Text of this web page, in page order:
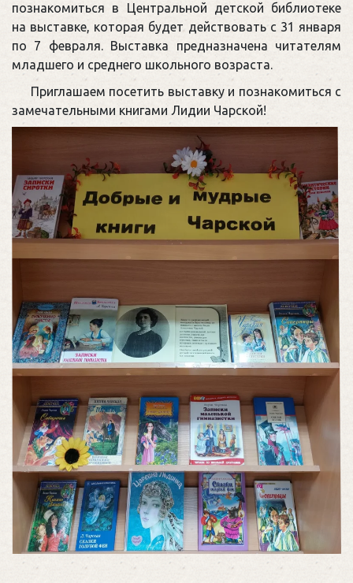
познакомиться в Центральной детской библиотеке
на выставке, которая будет действовать с 31 января
по 7 февраля. Выставка предназначена читателям
младшего и среднего школьного возраста.
Приглашаем посетить выставку и познакомиться с
замечательными книгами Лидии Чарской!